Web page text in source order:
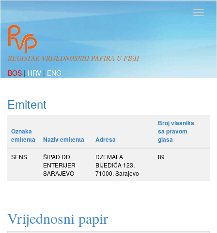
REGISTAR VRIJEDNOSNIH PAPIRA U FBiH
BOS | HRV | ENG
Emitent
Oznaka
emitenta
Naziv emitenta Adresa
Broj vlasnika
sa pravom
glasa
SENS
ŠIPAD DD
ENTERIJER
SARAJEVO
DŽEMALA
BIJEDIĆA 123,
71000, Sarajevo
89
Vrijednosni papir